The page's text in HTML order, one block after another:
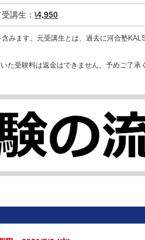
講生： \4,950
みます。元受講生とは、過去に河合塾
た受験料は返金はできません。予めご了承